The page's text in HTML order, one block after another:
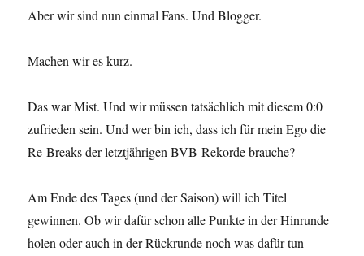
Aber wir sind nun einmal Fans. Und Blogger.
Machen wir es kurz.
Das war Mist. Und wir müssen tatsächlich mit diesem 0:0
zufrieden sein. Und wer bin ich, dass ich für mein Ego die
Re-Breaks der letztjährigen BVB-Rekorde brauche?
Am Ende des Tages (und der Saison) will ich Titel
gewinnen. Ob wir dafür schon alle Punkte in der Hinrunde
holen oder auch in der Rückrunde noch was dafür tun